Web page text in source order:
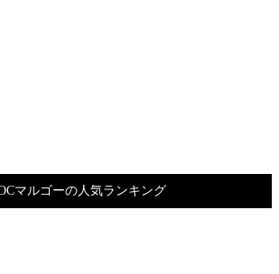
マルゴーの人気ランキング